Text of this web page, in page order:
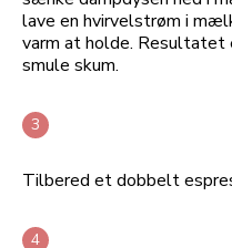
lave en hvirvelstrøm i
varm at holde.
smule skum.
Tilbered et dobbelt